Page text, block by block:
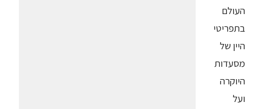
העולם
בתפריטי
היין של
מסעדות
היוקרה
ועל